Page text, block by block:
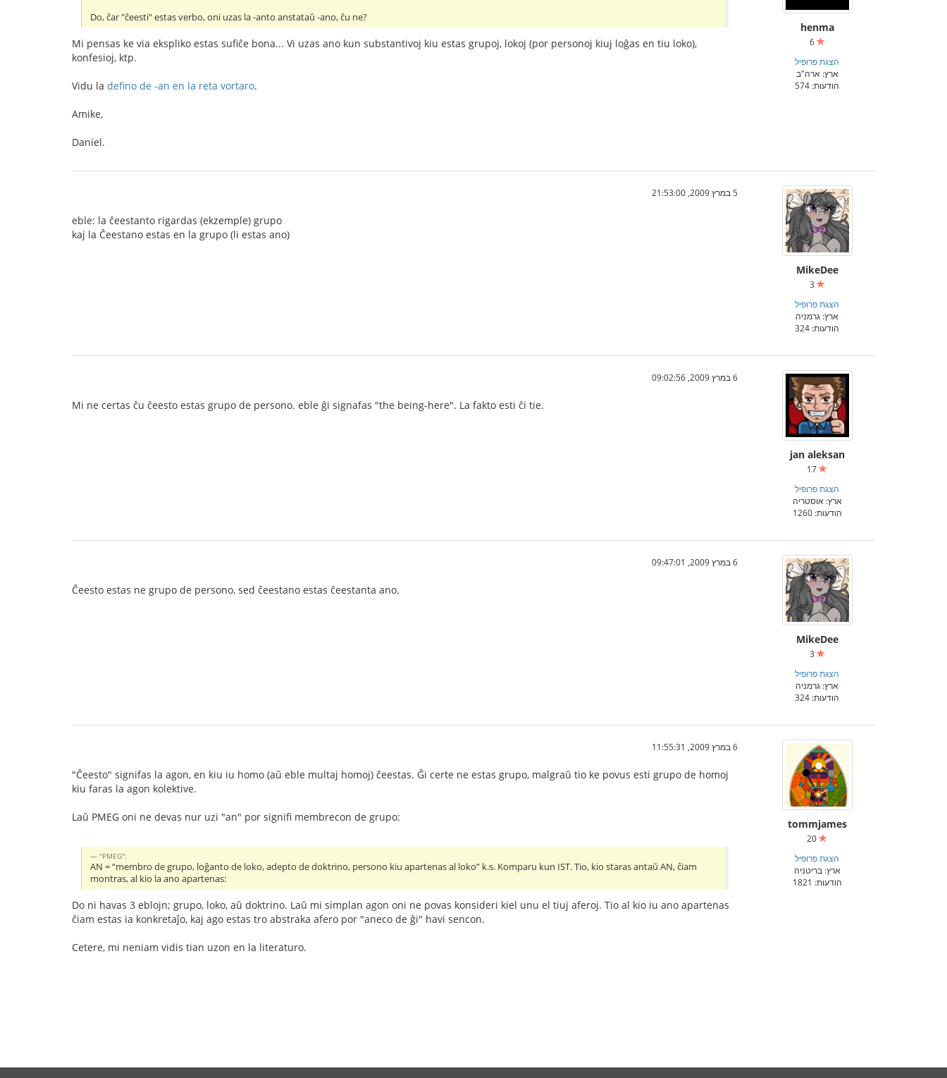
henma
6
הצגת פרופיל
ארץ: ארה"ב
הודעות: 574
Do, ĉar "ĉeesti" estas verbo, oni uzas la -anto anstataŭ -ano, ĉu ne?
Mi pensas ke via ekspliko estas sufiĉe bona... Vi uzas ano kun substantivoj kiu estas grupoj, lokoj (por personoj kiuj loĝas en tiu loko),
konfesioj, ktp.
Vidu la defino de -an en la reta vortaro.
Amike,
Daniel.
MikeDee
הצגת פרופיל
ארץ: גרמניה
הודעות: 324
5 במרץ 2009, 21:53:00
eble: la ĉeestanto rigardas (ekzemple) grupo
kaj la Ĉeestano estas en la grupo (li estas ano)
jan aleksan
הצגת פרופיל
ארץ: אוסטריה
הודעות: 1260
6 במרץ 2009, 09:02:56
Mi ne certas ĉu ĉeesto estas grupo de persono. eble ĝi signafas "the being-here". La fakto esti ĉi tie.
MikeDee
הצגת פרופיל
ארץ: גרמניה
הודעות: 324
6 במרץ 2009, 09:47:01
Ĉeesto estas ne grupo de persono, sed ĉeestano estas ĉeestanta ano.
tommjames
הצגת פרופיל
ארץ: בריטניה
הודעות: 1821
6 במרץ 2009, 11:55:31
"Ĉeesto" signifas la agon, en kiu iu homo (aŭ eble multaj homoj) ĉeestas. Ĝi certe ne estas grupo, malgraŭ tio ke povus esti grupo de homoj
kiu faras la agon kolektive.
Laŭ PMEG oni ne devas nur uzi "an" por signifi membrecon de grupo:
"PMEG":
AN = “membro de grupo, loĝanto de loko, adepto de doktrino, persono kiu apartenas al loko” k.s. Komparu kun IST. Tio, kio staras antaŭ AN, ĉiam
montras, al kio la ano apartenas:
Do ni havas 3 eblojn; grupo, loko, aŭ doktrino. Laŭ mi simplan agon oni ne povas konsideri kiel unu el tiuj aferoj. Tio al kio iu ano apartenas
ĉiam estas ia konkretaĵo, kaj ago estas tro abstraka afero por "aneco de ĝi" havi sencon.
Cetere, mi neniam vidis tian uzon en la literaturo.